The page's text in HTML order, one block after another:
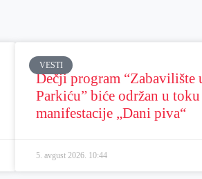
VESTI
Dečji program “Zabavilište
Parkiću” biće održan u
manifestacije „Dani piva“
5. avgust 2026. 10:44